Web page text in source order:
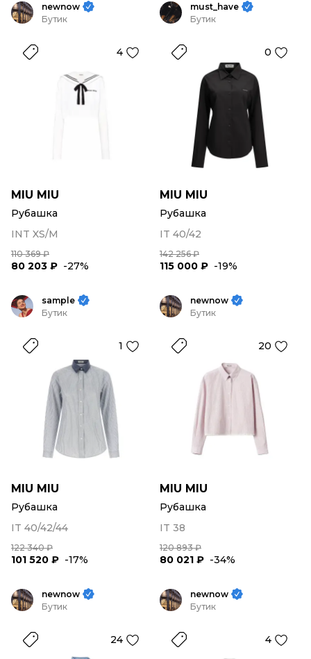
newnow
Бутик
4
MIU MIU
Рубашка
INT XS/M
110 369 ₽
80 203 ₽ -27%
must_have
Бутик
0
MIU MIU
Рубашка
IT 40/42
142 256 ₽
115 000 ₽ -19%
sample
Бутик
1
MIU MIU
Рубашка
IT 40/42/44
122 340 ₽
101 520 ₽ -17%
newnow
Бутик
20
MIU MIU
Рубашка
IT 38
120 893 ₽
80 021 ₽ -34%
newnow
Бутик
24
newnow
Бутик
4